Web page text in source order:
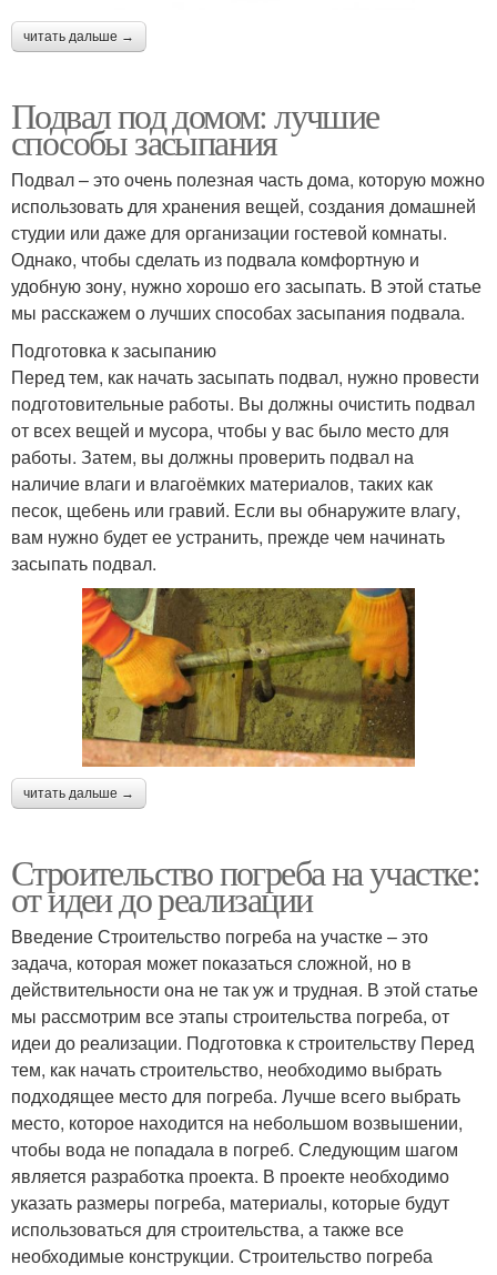
читать дальше →
Подвал под домом: лучшие
способы засыпания
Подвал – это очень полезная часть дома, которую можно
использовать для хранения вещей, создания домашней
студии или даже для организации гостевой комнаты.
Однако, чтобы сделать из подвала комфортную и
удобную зону, нужно хорошо его засыпать. В этой статье
мы расскажем о лучших способах засыпания подвала.
Подготовка к засыпанию
Перед тем, как начать засыпать подвал, нужно провести
подготовительные работы. Вы должны очистить подвал
от всех вещей и мусора, чтобы у вас было место для
работы. Затем, вы должны проверить подвал на
наличие влаги и влагоёмких материалов, таких как
песок, щебень или гравий. Если вы обнаружите влагу,
вам нужно будет ее устранить, прежде чем начинать
засыпать подвал.
читать дальше →
Строительство погреба на участке:
от идеи до реализации
Введение Строительство погреба на участке – это
задача, которая может показаться сложной, но в
действительности она не так уж и трудная. В этой статье
мы рассмотрим все этапы строительства погреба, от
идеи до реализации. Подготовка к строительству Перед
тем, как начать строительство, необходимо выбрать
подходящее место для погреба. Лучше всего выбрать
место, которое находится на небольшом возвышении,
чтобы вода не попадала в погреб. Следующим шагом
является разработка проекта. В проекте необходимо
указать размеры погреба, материалы, которые будут
использоваться для строительства, а также все
необходимые конструкции. Строительство погреба